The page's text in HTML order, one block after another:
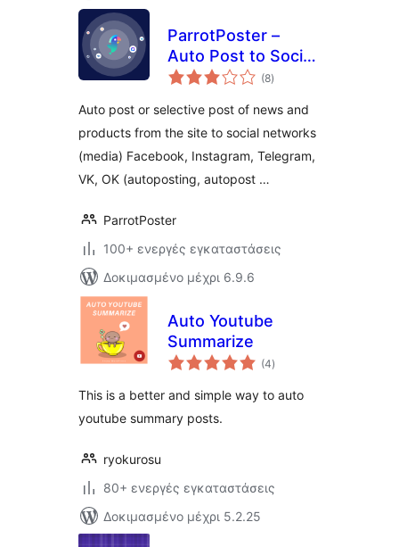
ParrotPoster –
Auto Post to Social
Media
(8αξιολογήσεις
σύνολο
)
Auto post or selective post of news and
products from the site to social networks
(media) Facebook, Instagram, Telegram,
VK, OK (autoposting, autopost …
ParrotPoster
100+ ενεργές εγκαταστάσεις
Δοκιμασμένο μέχρι 6.9.6
Auto Youtube
Summarize
(4αξιολογήσεις
σύνολο
)
This is a better and simple way to auto
youtube summary posts.
ryokurosu
80+ ενεργές εγκαταστάσεις
Δοκιμασμένο μέχρι 5.2.25